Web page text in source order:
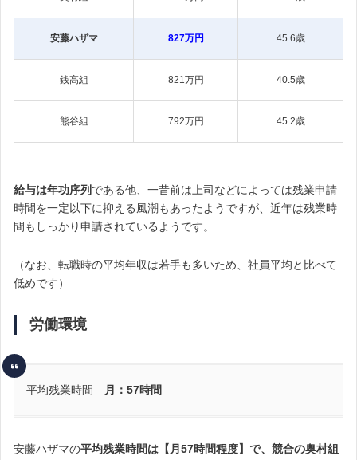
安藤ハザマ 827万円 45.6歳
銭高組 821万円 40.5歳
熊谷組 792万円 45.2歳
給与は年功序列 である他、一昔前は上司などによっては残業申請
時間を一定以下に抑える風潮もあったようですが、近年は残業時
間もしっかり申請されているようです。
（なお、転職時の平均年収は若手も多いため、社員平均と比べて
低めです）
労働環境
平均残業時間 月：57時間
安藤ハザマの平均残業時間は【月57時間程度】で、競合の奥村組